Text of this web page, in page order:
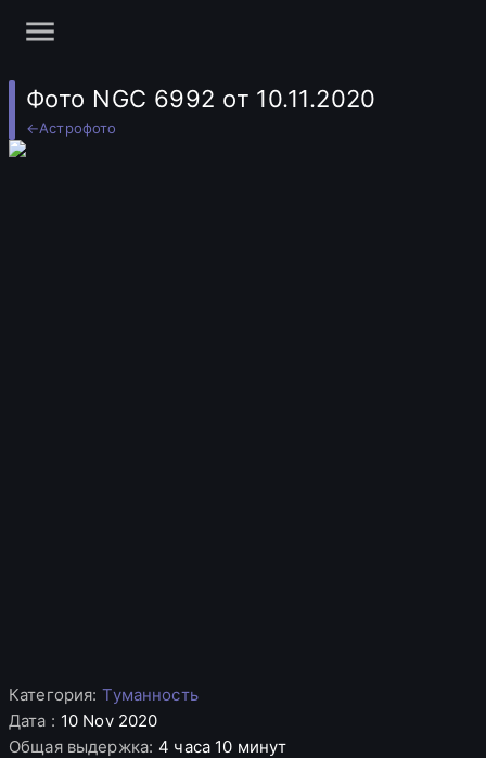
Фото NGC 6992 от 10.11.2020
←Астрофото
Категория: Туманность
Дата : 10 Nov 2020
Общая выдержка: 4 часа 10 минут